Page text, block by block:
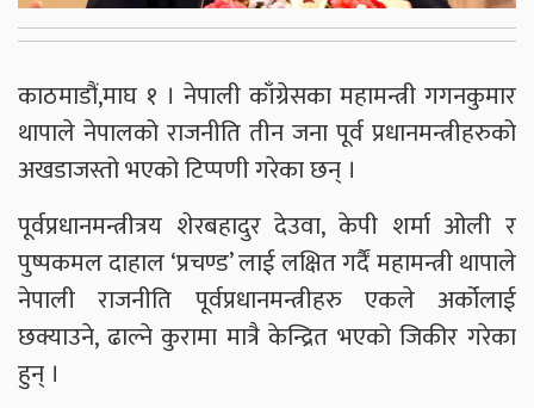
काठमाडौं,माघ १ । नेपाली काँग्रेसका महामन्त्री गगनकुमार
थापाले नेपालको राजनीति तीन जना पूर्व प्रधानमन्त्रीहरुको
अखडाजस्तो भएको टिप्पणी गरेका छन् ।
पूर्वप्रधानमन्त्रीत्रय शेरबहादुर देउवा, केपी शर्मा ओली र
पुष्पकमल दाहाल ‘प्रचण्ड’ लाई लक्षित गर्दैं महामन्त्री थापाले
नेपाली राजनीति पूर्वप्रधानमन्त्रीहरु एकले अर्कोलाई
छक्याउने, ढाल्ने कुरामा मात्रै केन्द्रित भएको जिकीर गरेका
हुन् ।